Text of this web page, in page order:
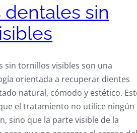
sin
sin tornillos visibles son una
orientada a recuperar dientes
natural, cómodo y estético.
el tratamiento no utilice ningún
sino que la parte visible de la